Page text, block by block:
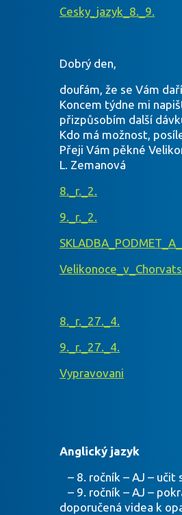
Cesky_jazyk_8._9.
Dobrý den,
doufám, že se Vám
Koncem týdne mi
přizpůsobím další
Kdo má možnost,
Přeji Vám pěkné
L. Zemanová
8._r._2.
9._r._2.
8._r._27._4.
9._r._27._4.
Vypravovani
Anglický jazyk
– 8. ročník – AJ – učit
– 9. ročník – AJ –
doporučená videa k